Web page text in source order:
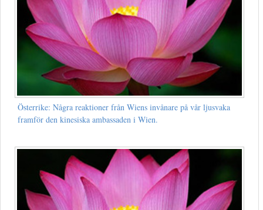
Österrike: Några reaktioner från Wiens invånare på vår ljusvaka
framför den kinesiska ambassaden i Wien.